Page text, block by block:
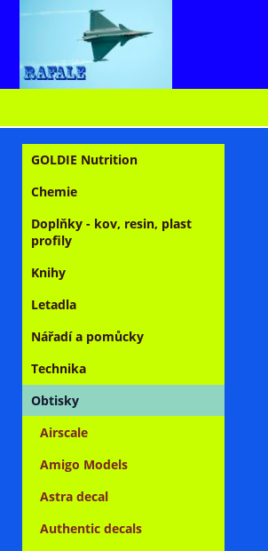
GOLDIE Nutrition
Chemie
Doplňky - kov, resin, plast
profily
Knihy
Letadla
Nářadí a pomůcky
Technika
Obtisky
Airscale
Amigo Models
Astra decal
Authentic decals